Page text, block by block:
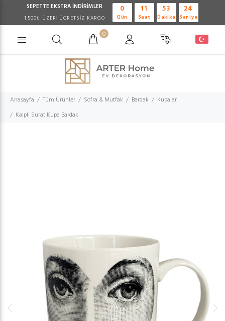
SEPETTE EKSTRA İNDİRİMLER
1.500₺ ÜZERİ ÜCRETSİZ KARGO
0
Gün
11
Saat
53
Dakika
23
Saniye
0
Anasayfa Tüm Ürünler Sofra & Mutfak Bardak
Kupalar
Kalpli Surat Kupa Bardak